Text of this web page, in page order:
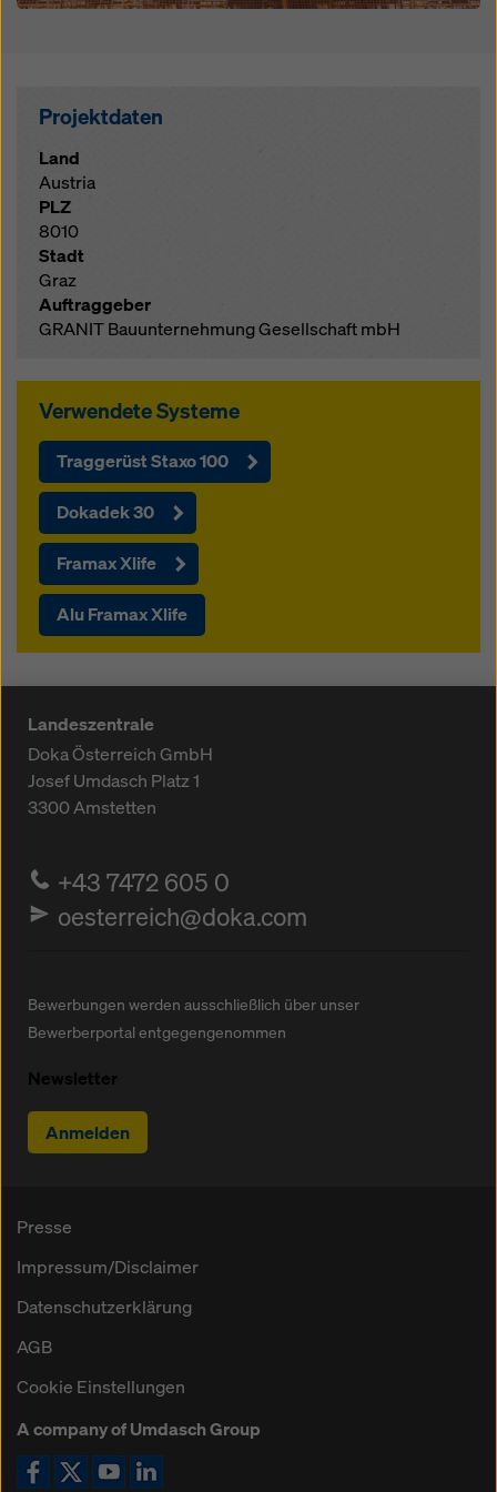
Projektdaten
Land
Austria
PLZ
8010
Stadt
Graz
Auftraggeber
GRANIT Bauunternehmung Gesellschaft mbH
Verwendete Systeme
Traggerüst Staxo 100
Dokadek 30
Framax Xlife
Alu Framax Xlife
Landeszentrale
Doka Österreich GmbH
Josef Umdasch Platz 1
3300Amstetten
+43 7472 605 0
oesterreich@doka.com
Bewerbungen werden ausschließlich über unser
Bewerberportal entgegengenommen
Newsletter
Anmelden
Presse
Impressum/Disclaimer
Datenschutzerklärung
AGB
Cookie Einstellungen
A company of Umdasch Group
Icon Facebook
Icon XIcon YouTube
Icon LinkedIn